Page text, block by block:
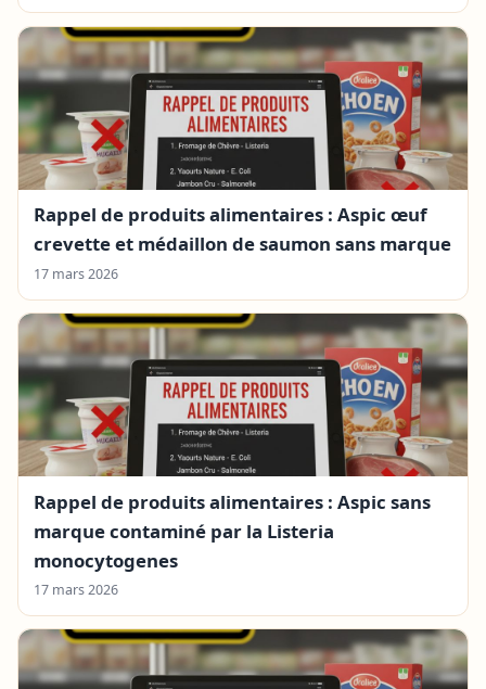
Rappel de produits alimentaires : Aspic œuf
crevette et médaillon de saumon sans marque
17 mars 2026
Rappel de produits alimentaires : Aspic sans
marque contaminé par la Listeria
monocytogenes
17 mars 2026